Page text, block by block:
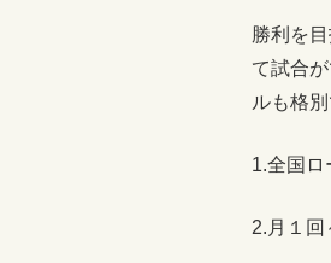
勝利を
て試合
ルも格別
1.全国ロ
2.月１回